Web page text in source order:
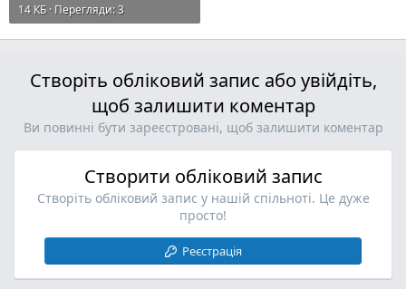
14 КБ · Перегляди: 3
Створіть обліковий запис або увійдіть,
щоб залишити коментар
Ви повинні бути зареєстровані, щоб залишити коментар
Створити обліковий запис
Створіть обліковий запис у нашій спільноті. Це дуже
просто!
Реєстрація